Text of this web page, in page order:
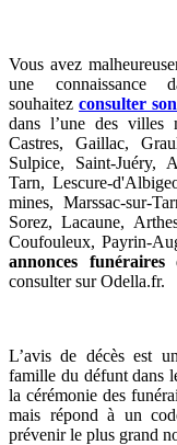
Vous avez
une
souhaitezconsulter
dans l’une des villes
Castres, Gaillac,
Sulpice, Saint-Juéry,
Tarn, Lescure-
mines, Marssac-sur-
Sorez, Lacaune,
Coufouleux, Payrin-
annonces funéraires
consulter sur Odella.fr.
L’avis de décès est
famille du défunt dans
la cérémonie des
mais répond à un
prévenir le plus grand